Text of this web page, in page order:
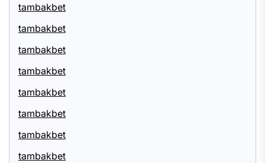
tambakbet
tambakbet
tambakbet
tambakbet
tambakbet
tambakbet
tambakbet
tambakbet